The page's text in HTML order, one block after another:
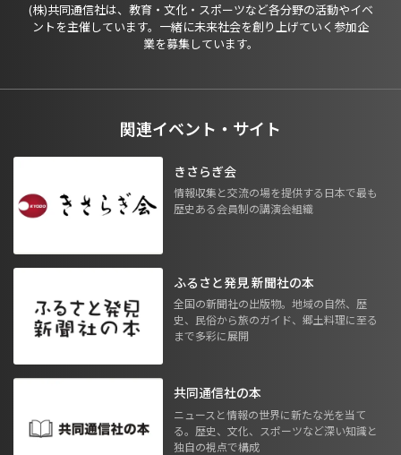
(株)共同通信社は、教育・文化・スポーツなど各分野の活動やイベ
ントを主催しています。一緒に未来社会を創り上げていく参加企
業を募集しています。
関連イベント・サイト
きさらぎ会
情報収集と交流の場を提供する日本で最も
歴史ある会員制の講演会組織
ふるさと発見 新聞社の本
全国の新聞社の出版物。地域の自然、歴
史、民俗から旅のガイド、郷土料理に至る
まで多彩に展開
共同通信社の本
ニュースと情報の世界に新たな光を当て
る。歴史、文化、スポーツなど深い知識と
独自の視点で構成